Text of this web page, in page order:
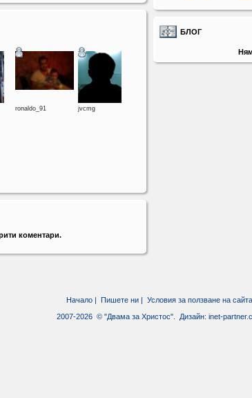
ronaldo_91 jvcmg
коментари.
БЛОГ
Начало | Пишете ни | Условия за ползване на сайта
2007-2026 © "Двама за Христос". Дизайн: inet-